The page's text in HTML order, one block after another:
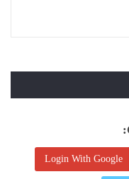
Login With Google